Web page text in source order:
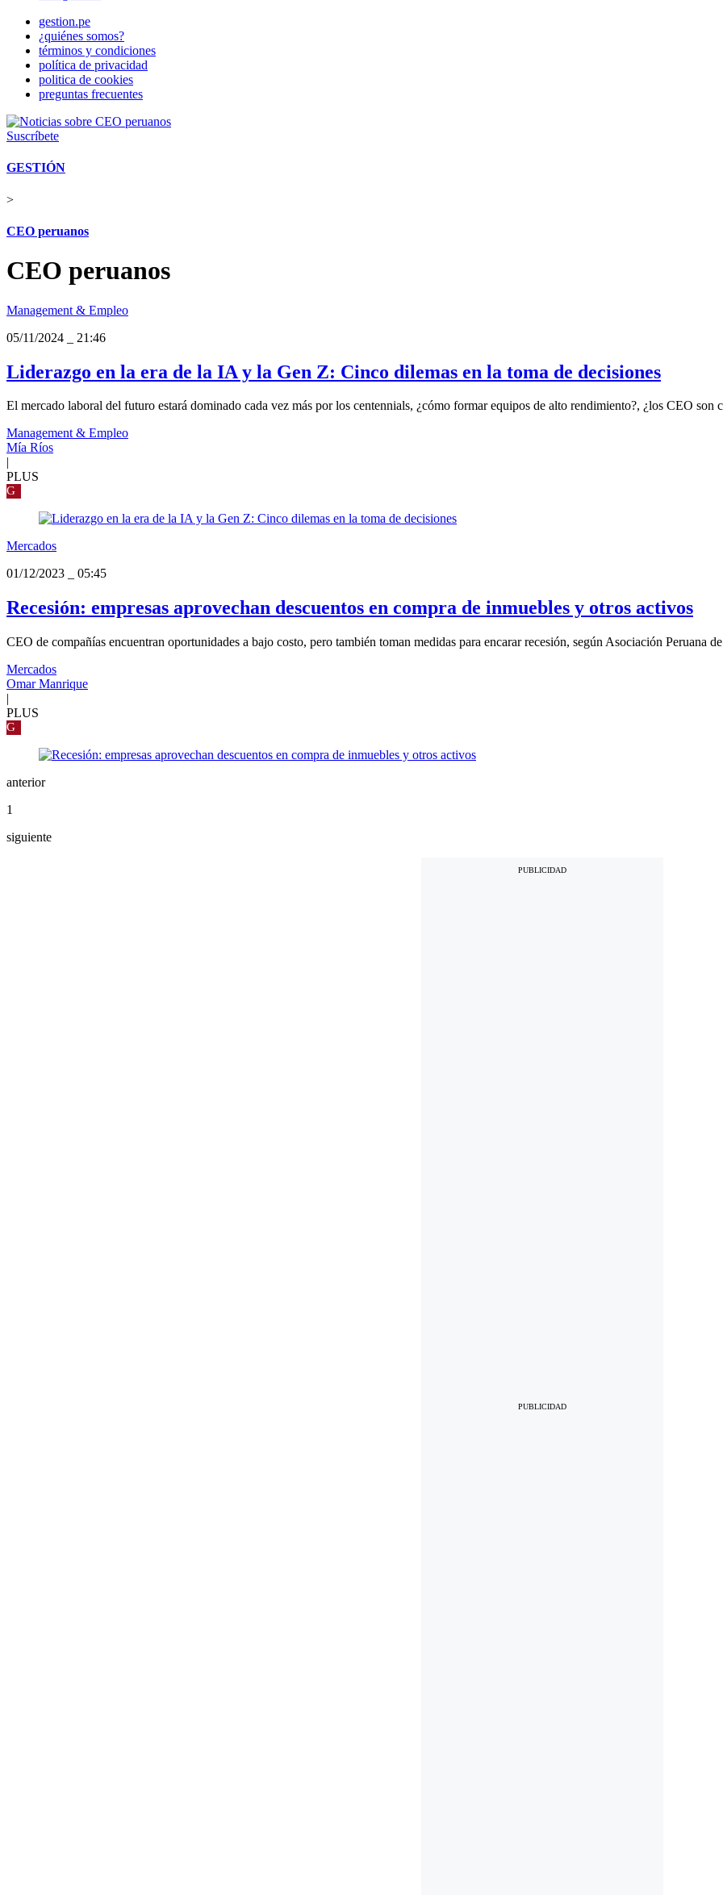
gestion.pe
¿quiénes somos?
términos y condiciones
política de privacidad
politica de cookies
preguntas frecuentes
Suscríbete
GESTIÓN
>
CEO peruanos
CEO peruanos
Management & Empleo
05/11/2024
21:46
Liderazgo en la era de la IA y la Gen Z: Cinco dilemas en la toma de decisiones
El mercado laboral del futuro estará dominado cada vez más por los centennials, ¿cómo formar equipos de alto rendimiento?, ¿los CEO son
Management & Empleo
Mía Ríos
PLUS
G
Mercados
01/12/2023
05:45
Recesión: empresas aprovechan descuentos en compra de inmuebles y otros activos
CEO de compañías encuentran oportunidades a bajo costo, pero también toman medidas para encarar recesión, según Asociación Peruana
Mercados
Omar Manrique
|
PLUS
G
anterior
1
siguiente